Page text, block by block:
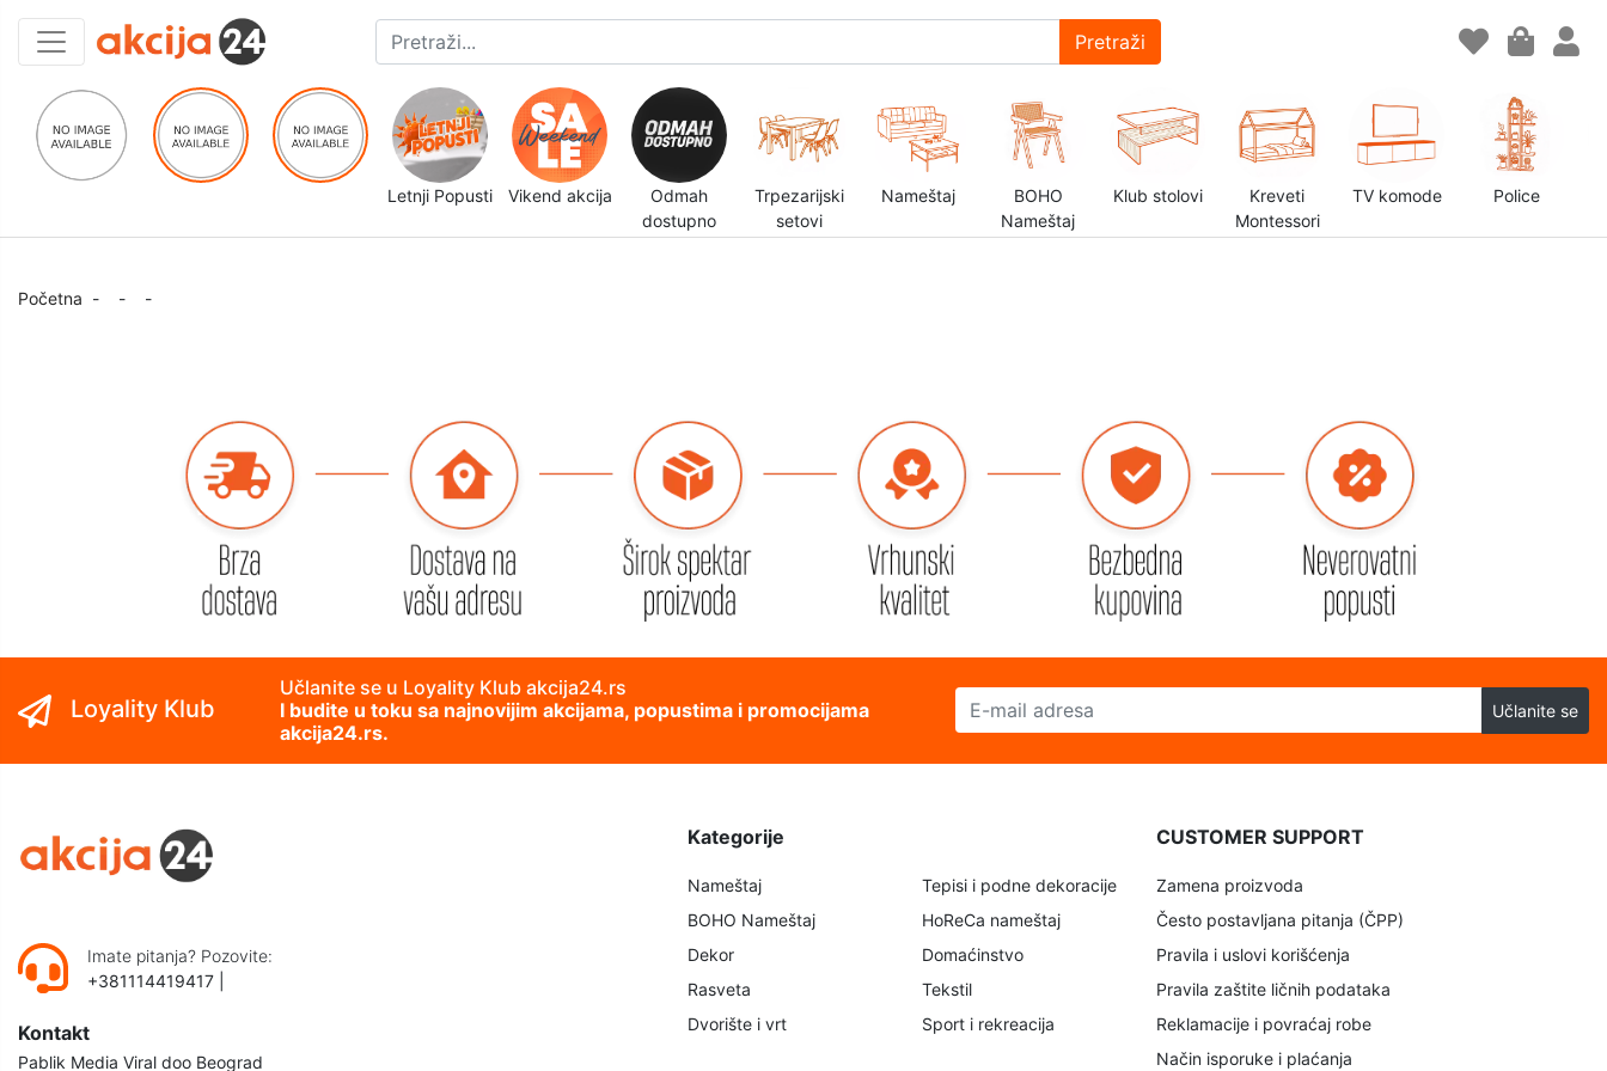
Pretraži
Letnji Popusti Vikend akcija
Odmah
dostupno
Trpezarijski
setovi
Nameštaj
BOHO
Nameštaj
Klub stolovi
Kreveti
Montessori
TV komode Police
Početna - - -
Loyality Klub
Učlanite se u Loyality Klub akcija24.rs
I budite u toku sa najnovijim akcijama, popustima i promocijama
akcija24.rs.
E-mail adresa
Učlanite se
Imate pitanja? Pozovite:
+381114419417
Kontakt
Pablik Media Viral doo Beograd
Kategorije
Nameštaj
BOHO Nameštaj
Dekor
Rasveta
Dvorište i vrt
Tepisi i podne dekoracije
HoReCa nameštaj
Domaćinstvo
Tekstil
Sport i rekreacija
CUSTOMER SUPPORT
Zamena proizvoda
Često postavljana pitanja (ČPP)
Pravila i uslovi korišćenja
Pravila zaštite ličnih podataka
Reklamacije i povraćaj robe
Način isporuke i plaćanja